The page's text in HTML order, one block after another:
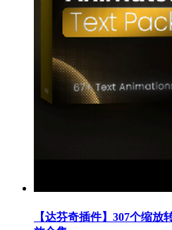
【达芬奇插件】307个缩